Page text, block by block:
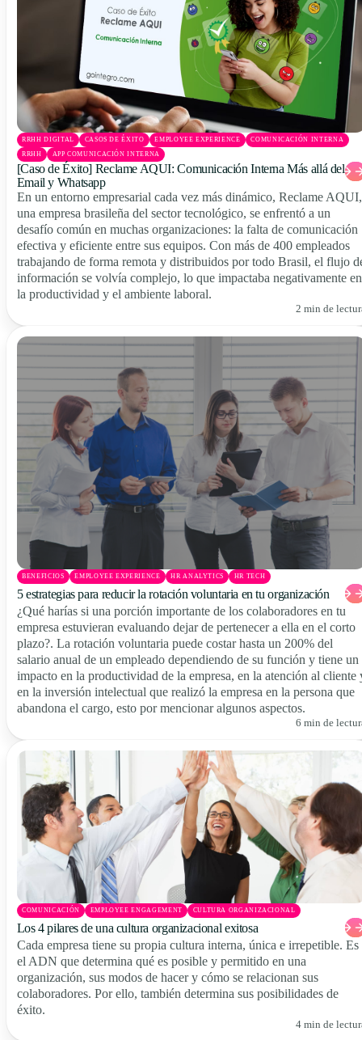
RRHH DIGITAL CASOS DE ÉXITO EMPLOYEE EXPERIENCE COMUNICACIÓN INTERNA
RRHH APP COMUNICACIÓN INTERNA
[Caso de Éxito] Reclame AQUI: Comunicación Interna Más allá del
Email y Whatsapp
En un entorno empresarial cada vez más dinámico, Reclame AQUI,
una empresa brasileña del sector tecnológico, se enfrentó a un
desafío común en muchas organizaciones: la falta de comunicación
efectiva y eficiente entre sus equipos. Con más de 400 empleados
trabajando de forma remota y distribuidos por todo Brasil, el flujo
información se volvía complejo, lo que impactaba negativamente en
la productividad y el ambiente laboral.
2 min de
BENEFICIOS EMPLOYEE EXPERIENCE HR ANALYTICS HR TECH
5 estrategias para reducir la rotación voluntaria en tu organización
¿Qué harías si una porción importante de los colaboradores en tu
empresa estuvieran evaluando dejar de pertenecer a ella en el corto
plazo?. La rotación voluntaria puede costar hasta un 200% del
salario anual de un empleado dependiendo de su función y tiene un
impacto en la productividad de la empresa, en la atención al cliente
en la inversión intelectual que realizó la empresa en la persona que
abandona el cargo, esto por mencionar algunos aspectos.
6 min de
COMUNICACIÓN EMPLOYEE ENGAGEMENT CULTURA ORGANIZACIONAL
Los 4 pilares de una cultura organizacional exitosa
Cada empresa tiene su propia cultura interna, única e irrepetible. Es
el ADN que determina qué es posible y permitido en una
organización, sus modos de hacer y cómo se relacionan sus
colaboradores. Por ello, también determina sus posibilidades de
éxito.
4 min de